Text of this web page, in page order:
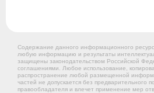
Содержание данного информационного
любую информацию и результаты
защищены законодательством Российской
соглашениями. Любое использование,
распространение любой размещенной
частей не допускается без предварительного
правообладателя и влечет применение мер